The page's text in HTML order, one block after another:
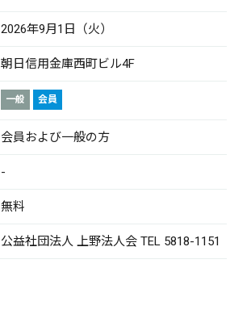
2026年9月1日（火）
朝日信用金庫西町ビル4F
一般 会員
会員および一般の方
-
無料
公益社団法人 上野法人会 TEL 5818-1151